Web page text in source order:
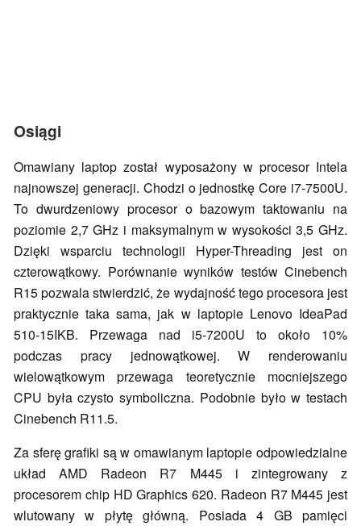
Osiągi
Omawiany laptop został wyposażony w procesor Intela
najnowszej generacji. Chodzi o jednostkę Core i7-7500U.
To dwurdzeniowy procesor o bazowym taktowaniu na
poziomie 2,7 GHz i maksymalnym w wysokości 3,5 GHz.
Dzięki wsparciu technologii Hyper-Threading jest on
czterowątkowy. Porównanie wyników testów Cinebench
R15 pozwala stwierdzić, że wydajność tego procesora jest
praktycznie taka sama, jak w laptopie Lenovo IdeaPad
510-15IKB. Przewaga nad i5-7200U to około 10%
podczas pracy jednowątkowej. W renderowaniu
wielowątkowym przewaga teoretycznie mocniejszego
CPU była czysto symboliczna. Podobnie było w testach
Cinebench R11.5.
Za sferę grafiki są w omawianym laptopie odpowiedzialne
układ AMD Radeon R7 M445 i zintegrowany z
procesorem chip HD Graphics 620. Radeon R7 M445 jest
wlutowany w płytę główną. Posiada 4 GB pamięci